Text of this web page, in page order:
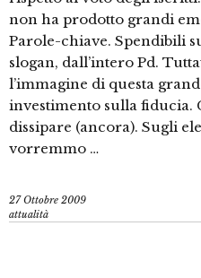
non ha prodotto grandi
Parole-chiave. Spendibili
slogan, dall’intero Pd.
l’immagine di questa
investimento sulla fiducia.
dissipare (ancora). Sugli
vorremmo …
27 Ottobre 2009
attualità